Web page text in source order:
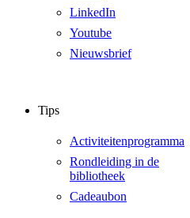
LinkedIn
Youtube
Nieuwsbrief
Tips
Activiteitenprogramma
Rondleiding in de
bibliotheek
Cadeaubon